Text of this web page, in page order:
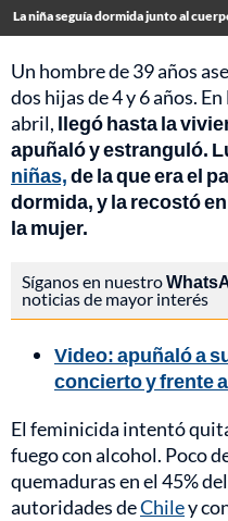
La niña seguía dormida junto al
Un hombre de 39 años
dos hijas de 4 y 6 años.
abril, llegó hasta la
apuñaló y estranguló.
niñas,de la que era el
dormida, y la recostó
la mujer.
Síganos en nuestro
noticias de mayor interés
Video: apuñaló a
concierto y frente
El feminicida intentó
fuego con alcohol. Poco
quemaduras en el 45%
autoridades deChiley